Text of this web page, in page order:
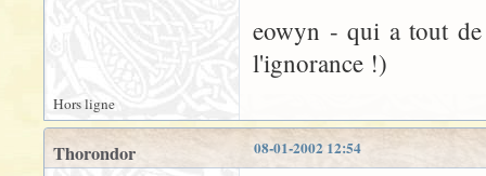
eowyn - qui a tout
l'ignorance !)
Hors ligne
08-01-2002 12:54
Thorondor